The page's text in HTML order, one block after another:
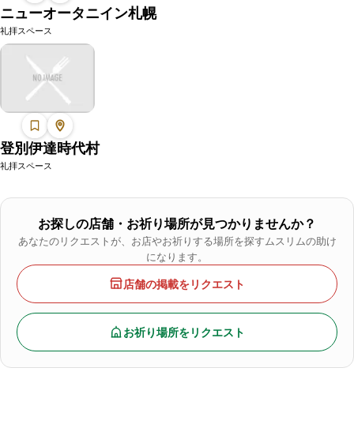
ニューオータニイン札幌
礼拝スペース
登別伊達時代村
礼拝スペース
お探しの店舗・お祈り場所が見つかりませんか？
あなたのリクエストが、お店やお祈りする場所を探すムスリムの助け
になります。
店舗の掲載をリクエスト
お祈り場所をリクエスト